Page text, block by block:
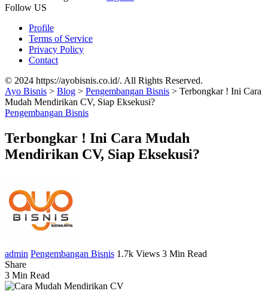
Follow US
Profile
Terms of Service
Privacy Policy
Contact
© 2024 https://ayobisnis.co.id/. All Rights Reserved.
Ayo Bisnis > Blog > Pengembangan Bisnis > Terbongkar ! Ini Cara
Mudah Mendirikan CV, Siap Eksekusi?
Pengembangan Bisnis
Terbongkar ! Ini Cara Mudah
Mendirikan CV, Siap Eksekusi?
admin Pengembangan Bisnis 1.7k Views 3 Min Read
Share
3 Min Read